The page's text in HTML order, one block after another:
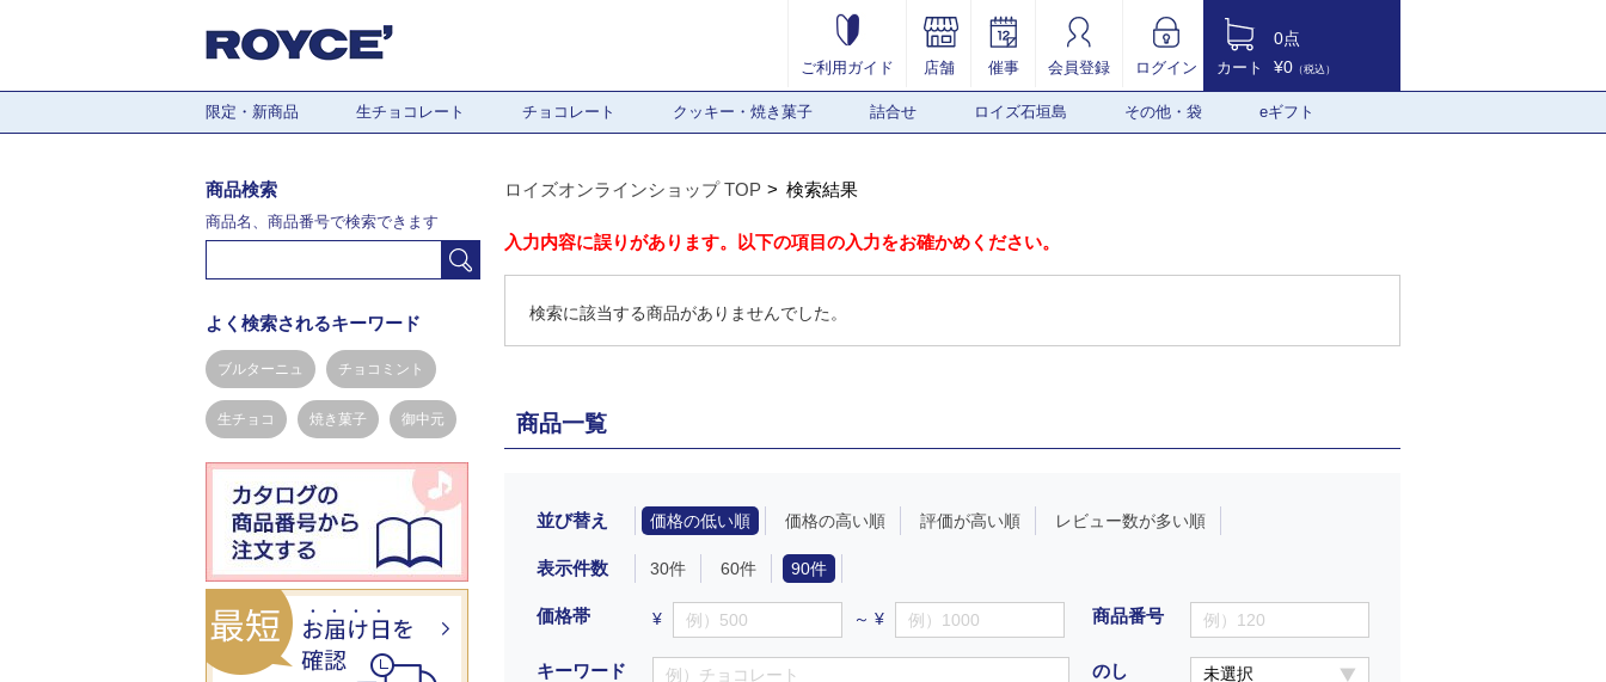
ご利用ガイド 店舗 催事 会員登録 ログイン カート
0点
¥0 （税込）
限定・新商品 生チョコレート チョコレート クッキー・焼き菓子 詰合せ ロイズ石垣島 その他・袋 eギフト
ロイズオンラインショップ TOP 検索結果
入力内容に誤りがあります。以下の項目の入力をお確かめください。
検索に該当する商品がありませんでした。
商品一覧
並び替え 価格の低い順 価格の高い順 評価が高い順 レビュー数が多い順
表示件数 30件 60件 90件
価格帯 ¥ ～ ¥
キーワード
商品番号
のし
商品検索
商品名、商品番号で検索できます
よく検索されるキーワード
ブルターニュ チョコミント
生チョコ 焼き菓子 御中元